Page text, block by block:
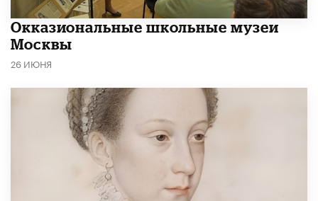
​Окказиональные школьные музеи
Москвы
26 ИЮНЯ